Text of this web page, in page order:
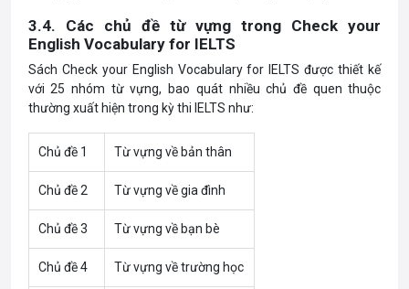
3.4. Các chủ đề từ vựng trong Check your
English Vocabulary for IELTS
Sách Check your English Vocabulary for IELTS được thiết kế
với 25 nhóm từ vựng, bao quát nhiều chủ đề quen thuộc
thường xuất hiện trong kỳ thi IELTS như:
Chủ đề 1 Từ vựng về bản thân
Chủ đề 2 Từ vựng về gia đình
Chủ đề 3 Từ vựng về bạn bè
Chủ đề 4 Từ vựng về trường học